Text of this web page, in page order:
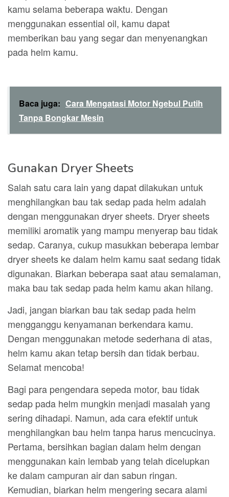
kamu selama beberapa waktu. Dengan
menggunakan essential oil, kamu dapat
memberikan bau yang segar dan menyenangkan
pada helm kamu.
Baca juga: Cara Mengatasi Motor Ngebul Putih
Tanpa Bongkar Mesin
Gunakan Dryer Sheets
Salah satu cara lain yang dapat dilakukan untuk
menghilangkan bau tak sedap pada helm adalah
dengan menggunakan dryer sheets. Dryer sheets
memiliki aromatik yang mampu menyerap bau tidak
sedap. Caranya, cukup masukkan beberapa lembar
dryer sheets ke dalam helm kamu saat sedang tidak
digunakan. Biarkan beberapa saat atau semalaman,
maka bau tak sedap pada helm kamu akan hilang.
Jadi, jangan biarkan bau tak sedap pada helm
mengganggu kenyamanan berkendara kamu.
Dengan menggunakan metode sederhana di atas,
helm kamu akan tetap bersih dan tidak berbau.
Selamat mencoba!
Bagi para pengendara sepeda motor, bau tidak
sedap pada helm mungkin menjadi masalah yang
sering dihadapi. Namun, ada cara efektif untuk
menghilangkan bau helm tanpa harus mencucinya.
Pertama, bersihkan bagian dalam helm dengan
menggunakan kain lembab yang telah dicelupkan
ke dalam campuran air dan sabun ringan.
Kemudian, biarkan helm mengering secara alami